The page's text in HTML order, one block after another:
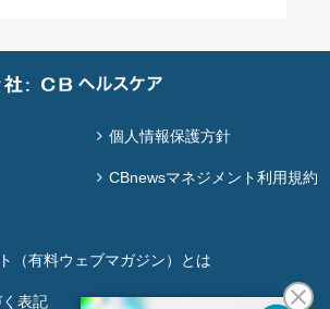
個人情報保護方針
CBnewsマネジメント利用規約
（有料ウェブマガジン）とは
表記